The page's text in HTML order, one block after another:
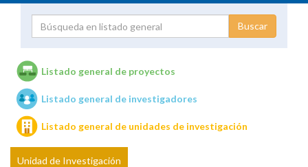
Unidades de investigación
Listado general de proyectos
Listado general de investigadores
Listado general de unidades de investigación
Unidad de Investigación